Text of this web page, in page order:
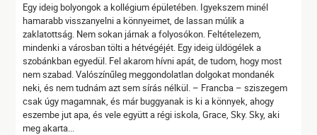
Egy ideig bolyongok a kollégium épületében. Igyekszem minél
hamarabb visszanyelni a könnyeimet, de lassan múlik a
zaklatottság. Nem sokan járnak a folyosókon. Feltételezem,
mindenki a városban tölti a hétvégéjét. Egy ideig üldögélek a
szobánkban egyedül. Fel akarom hívni apát, de tudom, hogy most
nem szabad. Valószínűleg meggondolatlan dolgokat mondanék
neki, és nem tudnám azt sem sírás nélkül. – Francba – sziszegem
csak úgy magamnak, és már buggyanak is ki a könnyek, ahogy
eszembe jut apa, és vele együtt a régi iskola, Grace, Sky. Sky, aki
meg akarta...